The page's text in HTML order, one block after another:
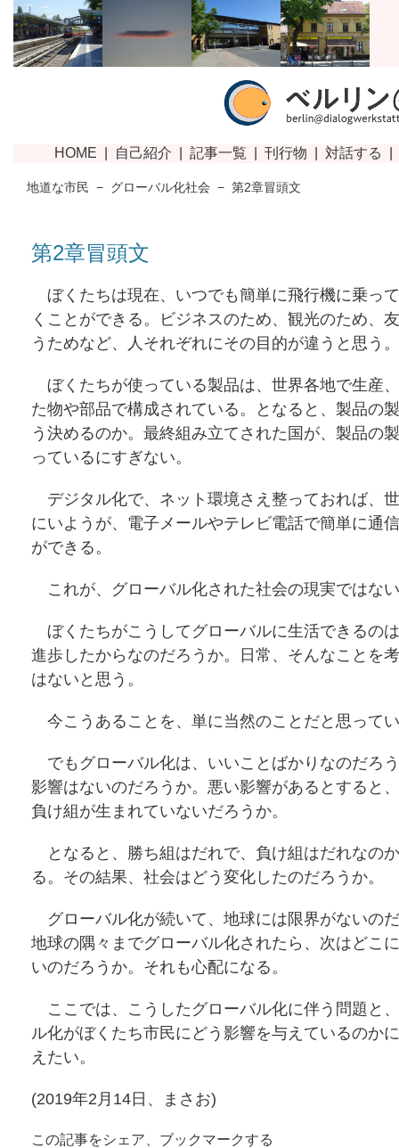
地道な市民 − グローバル化社会 − 第2章冒頭文
第2章冒頭文
ぼくたちは現在、いつでも簡単に飛行機に乗っ
くことができる。ビジネスのため、観光のため、
うためなど、人それぞれにその目的が違うと思う。
ぼくたちが使っている製品は、世界各地で生産
た物や部品で構成されている。となると、製品の
う決めるのか。最終組み立てされた国が、製品の
っているにすぎない。
デジタル化で、ネット環境さえ整っておれば、
にいようが、電子メールやテレビ電話で簡単に通
ができる。
これが、グローバル化された社会の現実ではな
ぼくたちがこうしてグローバルに生活できるの
進歩したからなのだろうか。日常、そんなことを
はないと思う。
今こうあることを、単に当然のことだと思って
でもグローバル化は、いいことばかりなのだろ
影響はないのだろうか。悪い影響があるとすると
負け組が生まれていないだろうか。
となると、勝ち組はだれで、負け組はだれなの
る。その結果、社会はどう変化したのだろうか。
グローバル化が続いて、地球には限界がないの
地球の隅々までグローバル化されたら、次はどこ
いのだろうか。それも心配になる。
ここでは、こうしたグローバル化に伴う問題と
ル化がぼくたち市民にどう影響を与えているのか
えたい。
(2019年2月14日、まさお)
この記事をシェア、ブックマークする